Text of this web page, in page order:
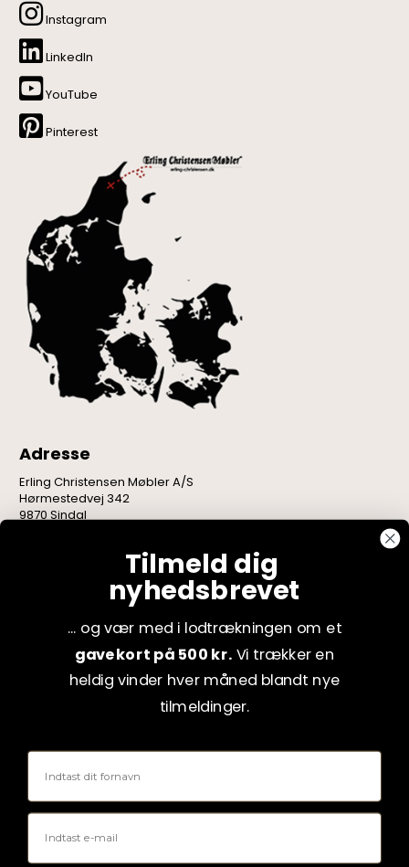
Instagram
LinkedIn
YouTube
Pinterest
Adresse
Erling Christensen Møbler A/S
Hørmestedvej 342
9870 Sindal
Tilmeld dig
nyhedsbrevet
... og vær med i lodtrækningen om et
gavekort på 500 kr. Vi trækker en
heldig vinder hver måned blandt nye
tilmeldinger.
Fornavn
Email